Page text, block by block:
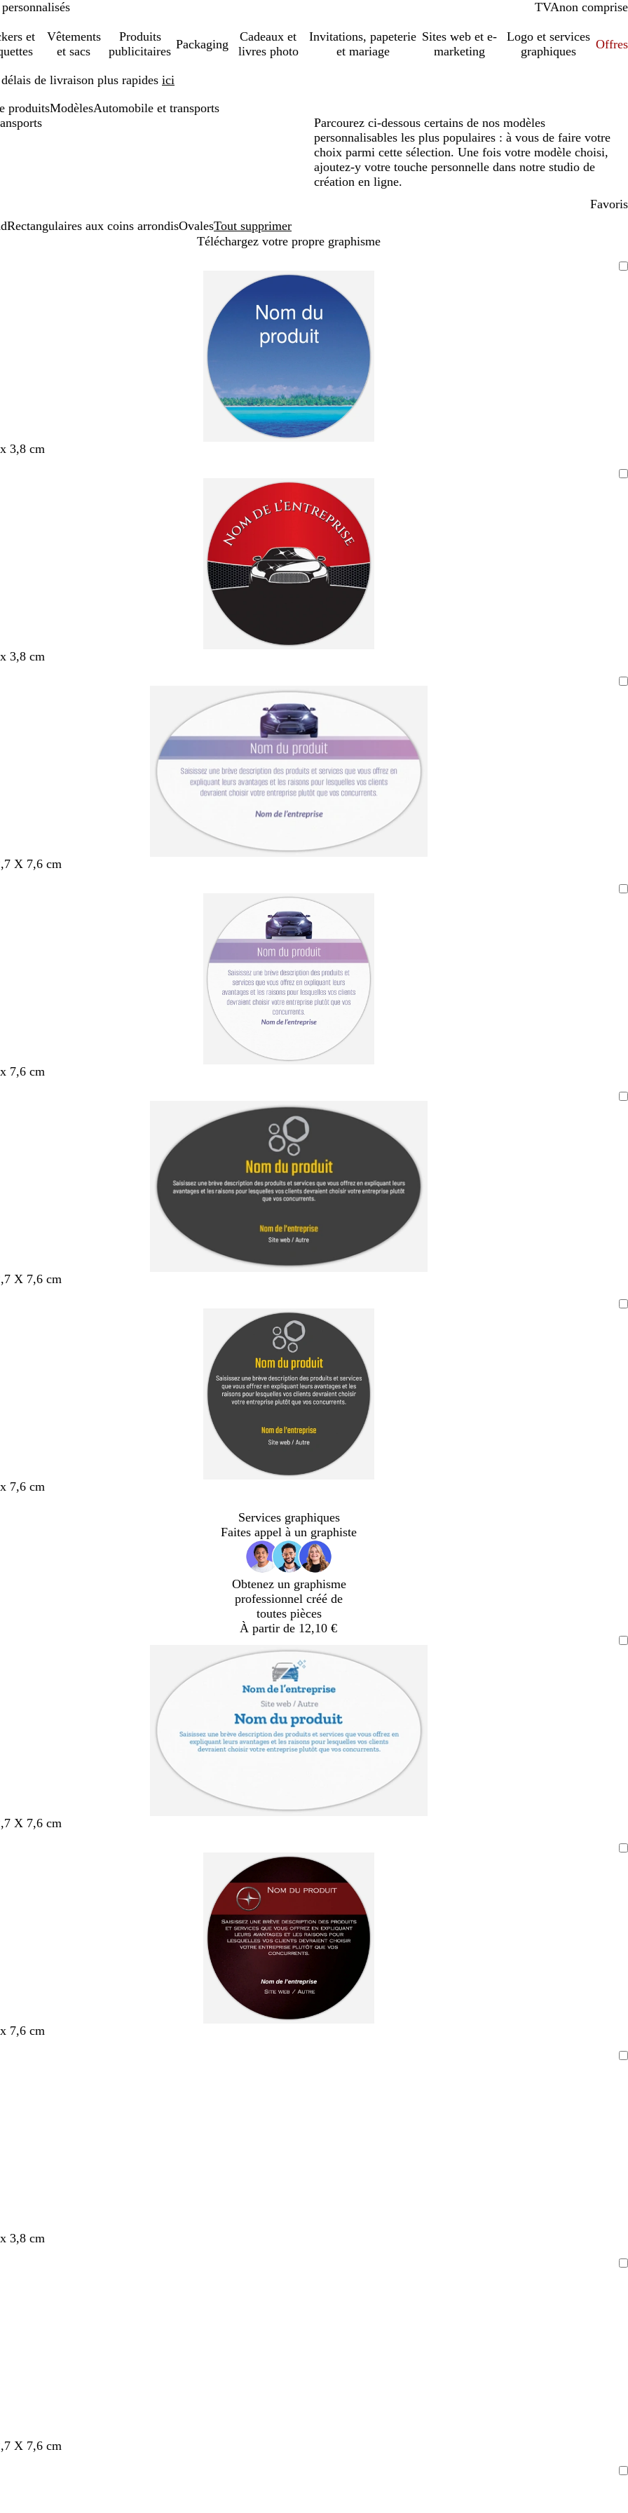
TVAcomprise
non comprise
et
Vêtements
et sacs
Produits
publicitaires
Packaging
Cadeaux et
livres photo
Invitations, papeterie
et mariage
Sites web et e-
marketing
Logo et services
graphiques
Offres
de livraison plus rapides ici
produitsModèlesAutomobile et transports
Parcourez ci-dessous certains de nos modèles
personnalisables les plus populaires : à vous de faire votre
choix parmi cette sélection. Une fois votre modèle choisi,
ajoutez-y votre touche personnelle dans notre studio de
création en ligne.
Favoris
Rectangulaires aux coins arrondisOvalesTout supprimer
Téléchargez votre propre graphisme
3,8 cm
3,8 cm
X 7,6 cm
7,6 cm
X 7,6 cm
7,6 cm
Services graphiques
Faites appel à un graphiste
Obtenez un graphisme
professionnel créé de
toutes pièces
À partir de 12,10 €
X 7,6 cm
7,6 cm
3,8 cm
X 7,6 cm